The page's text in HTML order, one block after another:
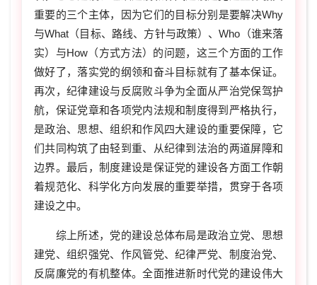
重要的三个主体，因为它们的目标分别是要解决Why
与What（目标、路线、方针与政策）、Who（谁来落
实）与How（方式方法）的问题，这三个方面的工作
做好了，落实党的纲领和奋斗目标就有了基本保证。
再次，纪律建设与反腐败斗争为全面从严治党保驾护
航，保证党章和各项党内法规和制度得到严格执行，
是政治、思想、组织和作风四大建设的重要保障，它
们共同构筑了由轻到重、从纪律到法治的两道屏障和
边界。最后，制度建设是保证党的建设各方面工作朝
着规范化、科学化方向发展的重要举措，贯穿于各项
建设之中。
综上所述，党的建设总体布局是政治立党、思想
建党、组织强党、作风管党、纪律严党、制度治党、
反腐廉党的有机整体。全面推进新时代党的建设伟大